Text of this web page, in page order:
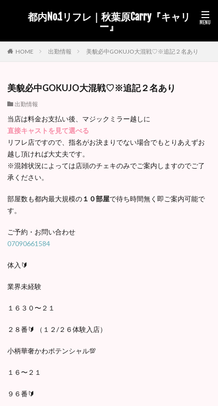
都内No.1リフレ｜秋葉原Carry『キャリ
ー』
HOME 出勤情報 美貌必中GOKUJO大混戦♡※追記２名あり
美貌必中GOKUJO大混戦♡※追記２名あり
出勤情報
当店は料金お支払い後、マジックミラー越しに
直接キャストを見て選べる
リフレ店ですので、指名がお決まりでない場合でもとりあえずお
越し頂ければ大丈夫です。
※混雑状況によっては店頭のチェキのみでご案内しますのでご了
承ください。
部屋数も都内最大規模の１０部屋で待ち時間無く即ご案内可能で
す。
ご予約・お問い合わせ
07090661584
体入🔰
業界未経験
１６３０〜２１
２８番🔰 （１２/２６体験入店）
小柄華奢かわポテンシャル💯
１６〜２１
９６番🔰